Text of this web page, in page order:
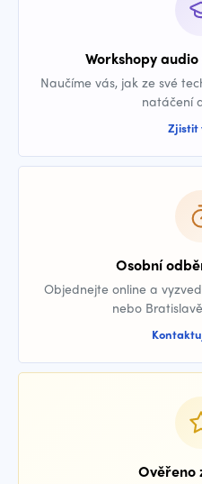
Workshopy
Naučíme vás, jak ze své
natáčení
Zjistit
Osobní
Objednejte online a
nebo
Ověřeno